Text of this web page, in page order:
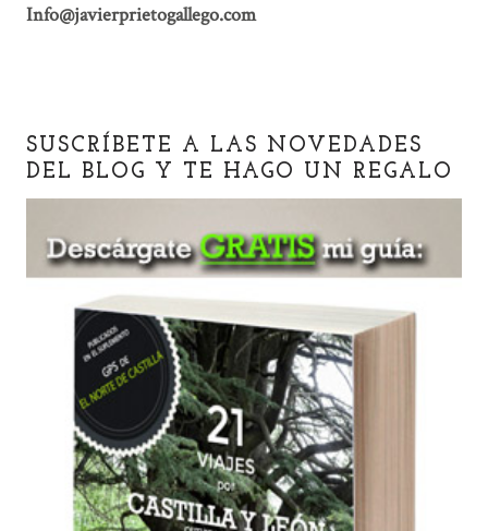
Info@javierprietogallego.com
SUSCRÍBETE A LAS NOVEDADES
DEL BLOG Y TE HAGO UN REGALO